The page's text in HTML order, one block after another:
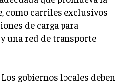
como carriles exclusivos
de carga para
una red de transporte
gobiernos locales deben